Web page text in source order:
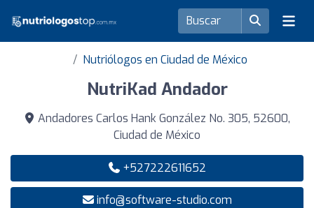
Nutriólogos en Ciudad de México
NutriKad Andador
Andadores Carlos Hank González No. 305, 52600,
Ciudad de México
+527222611652
info@software-studio.com